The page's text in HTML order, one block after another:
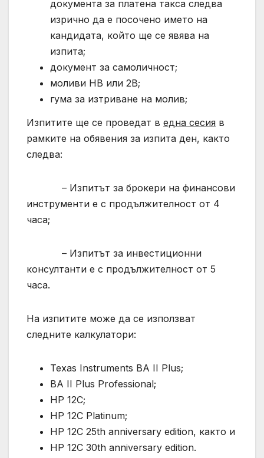
документа за платена такса следва
изрично да е посочено името на
кандидата, който ще се явява на
изпита;
документ за самоличност;
моливи HB или 2B;
гума за изтриване на молив;
Изпитите ще се проведат в една сесия в
рамките на обявения за изпита ден, както
следва:
– Изпитът за брокери на финансови
инструменти е с продължителност от 4
часа;
– Изпитът за инвестиционни
консултанти е с продължителност от 5
часа.
На изпитите може да се използват
следните калкулатори:
Texas Instruments BA II Plus;
BA II Plus Professional;
HP 12C;
HP 12C Platinum;
HP 12C 25th anniversary edition, както и
HP 12C 30th anniversary edition.